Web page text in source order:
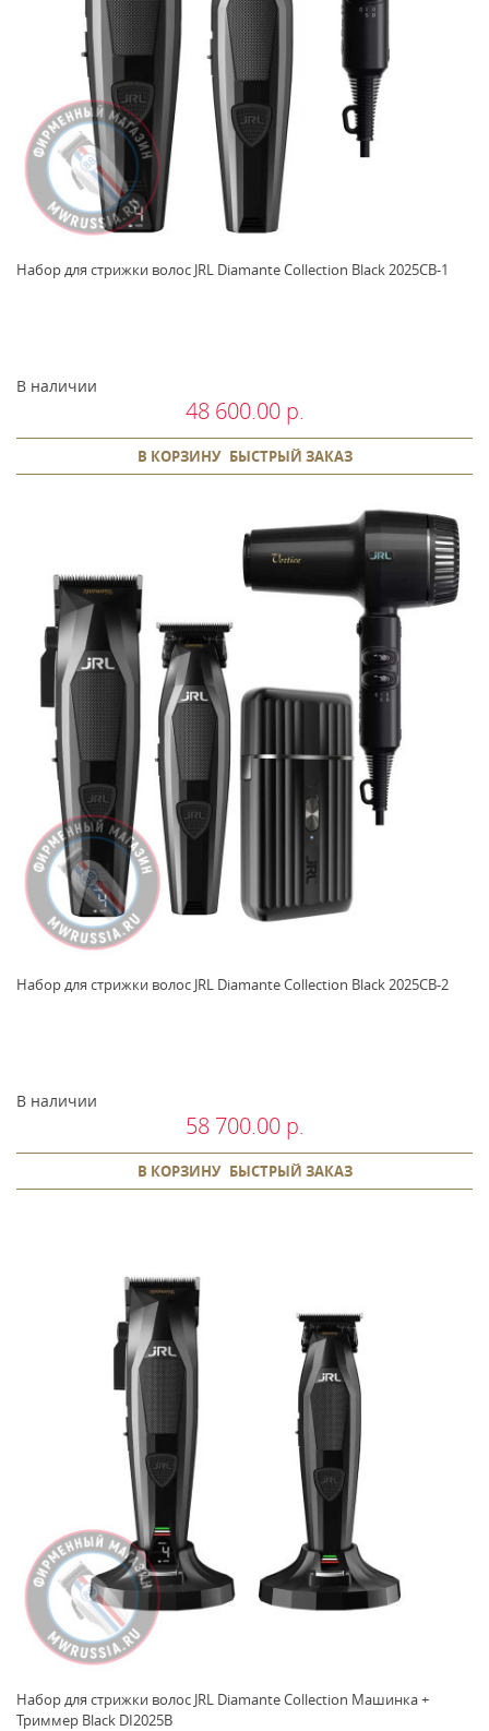
Набор для стрижки волос JRL Diamante Collection Black 2025CB-1
В наличии
48 600.00 р.
В КОРЗИНУ БЫСТРЫЙ ЗАКАЗ
Набор для стрижки волос JRL Diamante Collection Black 2025CB-2
В наличии
58 700.00 р.
В КОРЗИНУ БЫСТРЫЙ ЗАКАЗ
Набор для стрижки волос JRL Diamante Collection Машинка +
Триммер Black DI2025B